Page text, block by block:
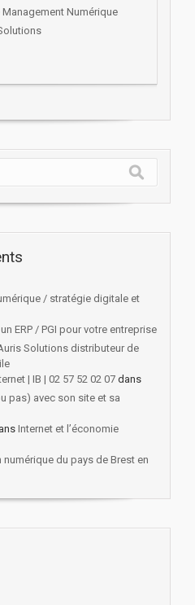
Numérique
/ stratégie digitale et
ERP / PGI pour votre entreprise
Solutions distributeur de
| IB | 02 57 52 02 07 dans
pas) avec son site et sa
Internet et l’économie
numérique du pays de Brest en